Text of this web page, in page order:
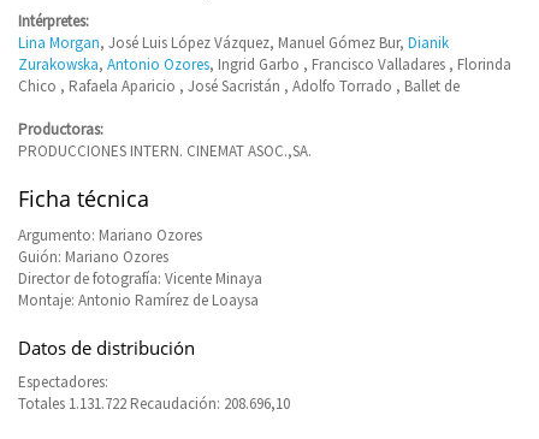
Intérpretes:
Lina Morgan, José Luis López Vázquez, Manuel Gómez Bur, Dianik
Zurakowska, Antonio Ozores, Ingrid Garbo , Francisco Valladares , Florinda
Chico , Rafaela Aparicio , José Sacristán , Adolfo Torrado , Ballet de
Productoras:
PRODUCCIONES INTERN. CINEMAT ASOC.,SA.
Ficha técnica
Argumento: Mariano Ozores
Guión: Mariano Ozores
Director de fotografía: Vicente Minaya
Montaje: Antonio Ramírez de Loaysa
Datos de distribución
Espectadores:
Totales 1.131.722 Recaudación: 208.696,10